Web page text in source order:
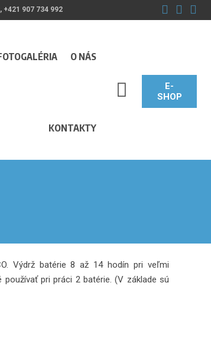
+421 907 734 992
O NÁS
KONTAKTY
SEARCH_LABEL
E-
SHOP
Výdrž batérie 8 až 14 hodín pri veľmi
pri práci 2 batérie. (V základe sú